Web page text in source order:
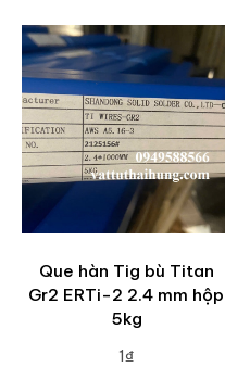
Que hàn Tig bù Titan
Gr2 ERTi-2 2.4 mm hộp
5kg
1₫